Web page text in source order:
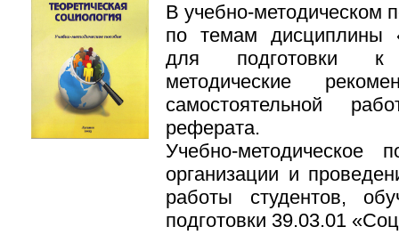
В учебно-методическом
по темам дисциплины
для подготовки к
методические
самостоятельной
реферата.
Учебно-методическое
организации и
работы студентов,
подготовки 39.03.01